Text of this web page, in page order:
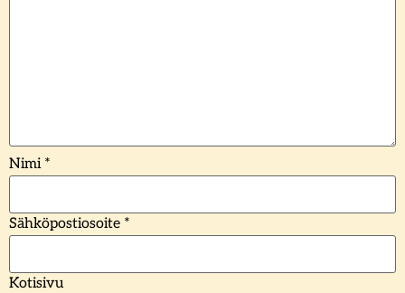
Nimi *
Sähköpostiosoite *
Kotisivu